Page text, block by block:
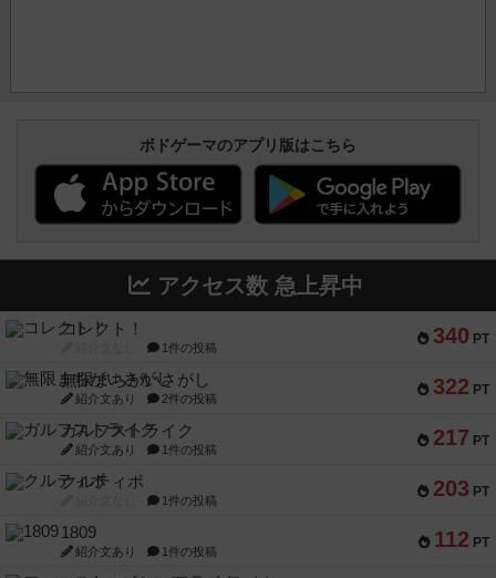
ボドゲーマのアプリ版はこちら
アクセス数 急上昇中
340 PT
コレクト！
1件の投稿
322 PT
無限まちがいさがし
紹介文あり 2件の投稿
217 PT
ガルフストライク
紹介文あり 1件の投稿
203 PT
クルティボ
1件の投稿
112 PT
1809
紹介文あり 1件の投稿